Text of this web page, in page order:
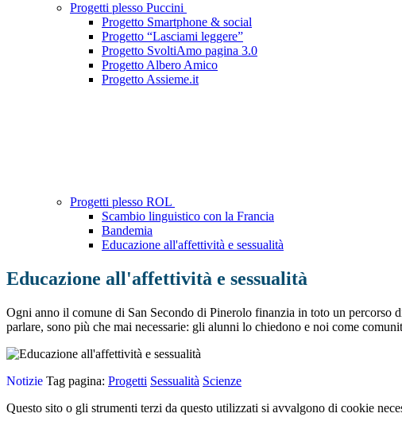
Progetti plesso Puccini
Progetto Smartphone & social
Progetto “Lasciami leggere”
Progetto SvoltiAmo pagina 3.0
Progetto Albero Amico
Progetto Assieme.it
Progetti plesso ROL
Scambio linguistico con la Francia
Bandemia
Educazione all'affettività e sessualità
Educazione all'affettività e sessualità
Ogni anno il comune di San Secondo di Pinerolo finanzia in toto un percorso
parlare, sono più che mai necessarie: gli alunni lo chiedono e noi come
Notizie Tag pagina: Progetti Sessualità Scienze
Questo sito o gli strumenti terzi da questo utilizzati si avvalgono di cookie